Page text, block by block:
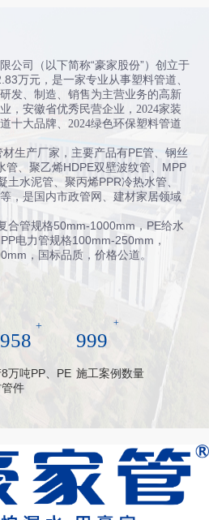
公司（以下简称“豪家股份”）创立于
万元，是一家专业从事塑料管道、
发、制造、销售为主营业务的高新
，安徽省优秀民营企业， 2024家装
十大品牌 2024绿色环保塑料管道
生产厂家，主要产品有PE管、钢丝
管、聚乙烯HDPE双壁波纹管、MPP
土水泥管、聚丙烯PPR冷热水管、
，是国内市政管网、建材家居领域
合管规格50mm-1000mm，PE给水
电力管规格100mm-250mm，
，国标品质，价格公道。
+
万吨PP、PE
件
1000
+
施工案例数量